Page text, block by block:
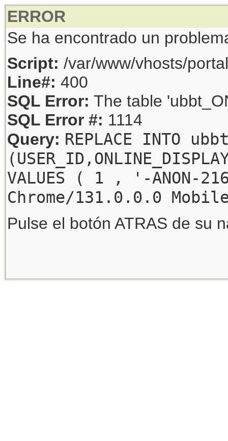
ERROR
Se ha encontrado un
Script: /var/www/vhosts/
Line#: 400
SQL Error: The table
SQL Error #: 1114
Query: REPLACE INTO
VALUES ( 1 , '-
Chrome/131.0.0.0
Pulse el botón ATRAS de su